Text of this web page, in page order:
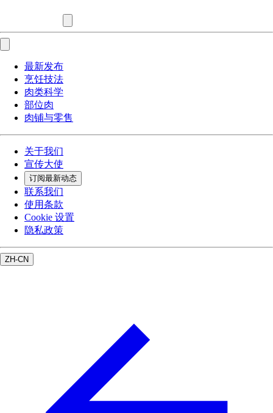
最新发布
烹饪技法
肉类科学
部位肉
肉铺与零售
关于我们
宣传大使
订阅最新动态
联系我们
使用条款
Cookie 设置
隐私政策
ZH-CN